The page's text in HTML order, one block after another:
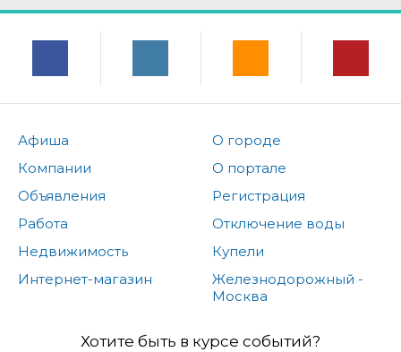
Афиша
Компании
Объявления
Работа
Недвижимость
Интернет-магазин
О городе
О портале
Регистрация
Отключение воды
Купели
Железнодорожный -
Москва
Хотите быть в курсе событий?